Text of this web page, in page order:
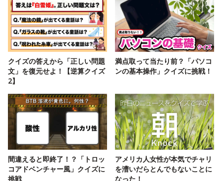
クイズの答えから「正しい問題
文」を復元せよ！【逆算クイズ
2】
満点取って当たり前？「パソコ
ンの基本操作」クイズに挑戦！
間違えると即終了！？「トロッ
コアドベンチャー風」クイズに
挑戦
アメリカ人女性が本気でチャリ
を漕いだらとんでもないことに
なった！